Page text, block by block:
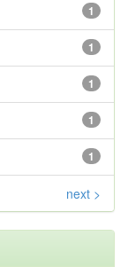
1
1
1
1
1
next >